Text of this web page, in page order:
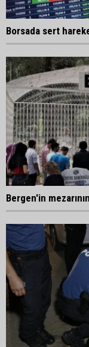
Borsada sert
Bergen'in